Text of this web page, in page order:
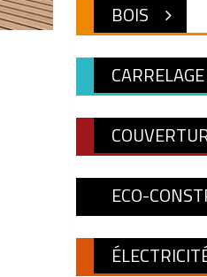
BOIS
CARRELAGE
ECO-